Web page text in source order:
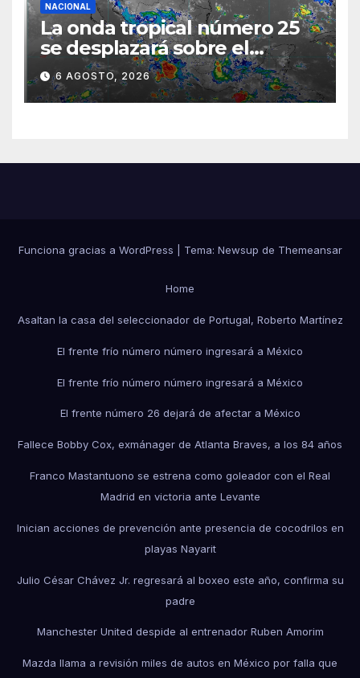
NACIONAL
La onda tropical número 25
se desplazará sobre el
sureste mexicano
6 AGOSTO, 2026
Funciona gracias a WordPress Tema: Newsup de Themeansar
Home
Asaltan la casa del seleccionador de Portugal, Roberto Martínez
El frente frío número número ingresará a México
El frente frío número número ingresará a México
El frente número 26 dejará de afectar a México
Fallece Bobby Cox, exmánager de Atlanta Braves, a los 84 años
Franco Mastantuono se estrena como goleador con el Real
Madrid en victoria ante Levante
Inician acciones de prevención ante presencia de cocodrilos en
playas Nayarit
Julio César Chávez Jr. regresará al boxeo este año, confirma su
padre
Manchester United despide al entrenador Ruben Amorim
Mazda llama a revisión miles de autos en México por falla que